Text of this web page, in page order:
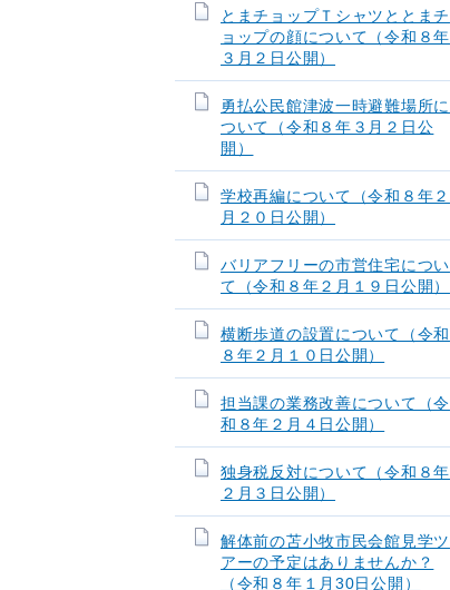
とまチョップＴシャツととまチ
ョップの顔について（令和８年
３月２日公開）
勇払公民館津波一時避難場所に
ついて（令和８年３月２日公
開）
学校再編について（令和８年２
月２０日公開）
バリアフリーの市営住宅につい
て（令和８年２月１９日公開）
横断歩道の設置について（令和
８年２月１０日公開）
担当課の業務改善について（令
和８年２月４日公開）
独身税反対について（令和８年
２月３日公開）
解体前の苫小牧市民会館見学ツ
アーの予定はありませんか？
（令和８年１月30日公開）